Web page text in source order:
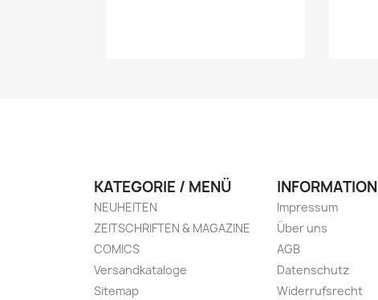
KATEGORIE / MENÜ
NEUHEITEN
ZEITSCHRIFTEN & MAGAZINE
COMICS
Versandkataloge
Sitemap
INFORMATION
Impressum
Über uns
AGB
Datenschutz
Widerrufsrecht